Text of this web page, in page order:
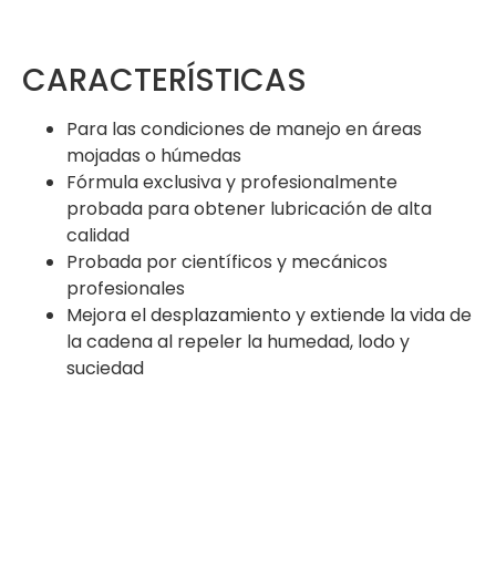
CARACTERÍSTICAS
Para las condiciones de manejo en áreas
mojadas o húmedas
Fórmula exclusiva y profesionalmente
probada para obtener lubricación de alta
calidad
Probada por científicos y mecánicos
profesionales
Mejora el desplazamiento y extiende la vida de
la cadena al repeler la humedad, lodo y
suciedad